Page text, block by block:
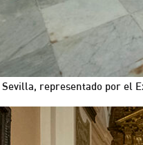
representado por el